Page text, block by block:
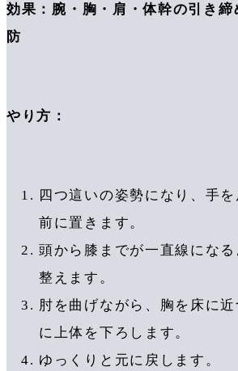
効果：腕・胸・肩・体幹の引き締
防
やり方：
四つ這いの姿勢になり、手
前に置きます。
頭から膝までが一直線にな
整えます。
肘を曲げながら、胸を床に近
に上体を下ろします。
ゆっくりと元に戻します。